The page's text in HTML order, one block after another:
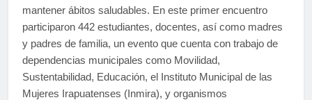
mantener ábitos saludables. En este primer encuentro
participaron 442 estudiantes, docentes, así como madres
y padres de familia, un evento que cuenta con trabajo de
dependencias municipales como Movilidad,
Sustentabilidad, Educación, el Instituto Municipal de las
Mujeres Irapuatenses (Inmira), y organismos